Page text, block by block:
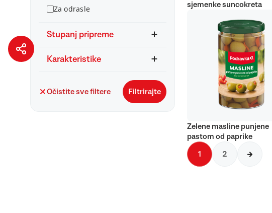
Za odrasle
Stupanj pripreme
Karakteristike
Očistite sve filtere Filtrirajte
sjemenke suncokreta
Zelene masline punjene
pastom od paprike
1 2